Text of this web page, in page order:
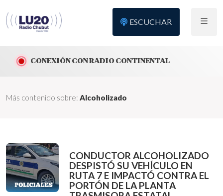
ESCUCHAR
CONEXIÓN CON RADIO CONTINENTAL
Más contenido sobre: Alcoholizado
CONDUCTOR ALCOHOLIZADO
DESPISTÓ SU VEHÍCULO EN
RUTA 7 E IMPACTÓ CONTRA EL
PORTÓN DE LA PLANTA